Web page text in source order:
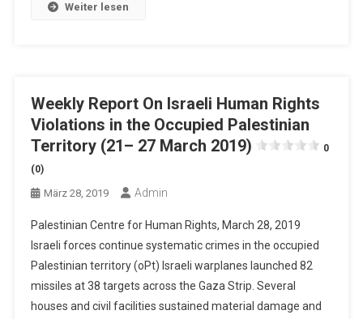
Weiter lesen
Weekly Report On Israeli Human Rights
Violations in the Occupied Palestinian
Territory (21– 27 March 2019)
0
(0)
März 28, 2019 Admin
Palestinian Centre for Human Rights, March 28, 2019
Israeli forces continue systematic crimes in the occupied
Palestinian territory (oPt) Israeli warplanes launched 82
missiles at 38 targets across the Gaza Strip. Several
houses and civil facilities sustained material damage and